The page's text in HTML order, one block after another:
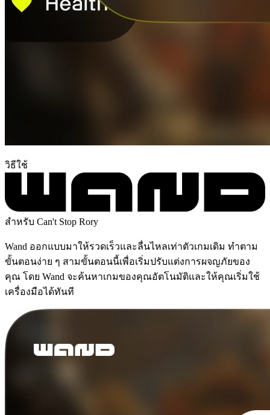
วิธีใช้
สำหรับ Can't Stop Rory
Wand ออกแบบมาให้รวดเร็วและลื่นไหลเท่าตัวเกมเดิม ทำตาม
ขั้นตอนง่าย ๆ สามขั้นตอนนี้เพื่อเริ่มปรับแต่งการผจญภัยของ
คุณ โดย Wand จะค้นหาเกมของคุณอัตโนมัติและให้คุณเริ่มใช้
เครื่องมือได้ทันที